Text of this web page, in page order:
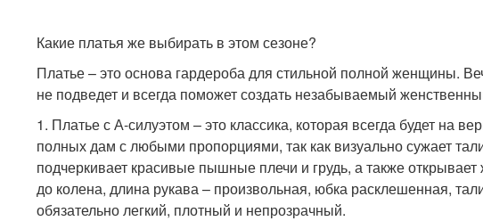
Какие платья же выбирать в этом сезоне?
Платье – это основа гардероба для стильной полной женщины.
не подведет и всегда поможет создать незабываемый
1. Платье с А-силуэтом – это классика, которая всегда будет на
полных дам с любыми пропорциями, так как визуально сужает
подчеркивает красивые пышные плечи и грудь, а также
до колена, длина рукава – произвольная, юбка расклешенная,
обязательно легкий, плотный и непрозрачный.